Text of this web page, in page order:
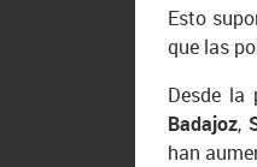
Esto
que las
Desde la
Badajoz,
han